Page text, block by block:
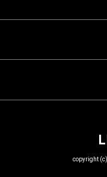
copyright